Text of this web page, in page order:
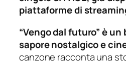
piattaforme di
“Vengo dal futuro” è un
sapore nostalgico e
canzone racconta una